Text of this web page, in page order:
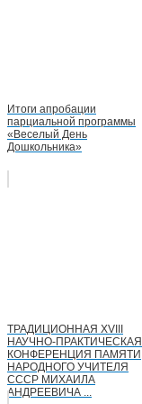
Итоги апробации
парциальной программы
«Веселый День
Дошкольника»
ТРАДИЦИОННАЯ XVIII
НАУЧНО-ПРАКТИЧЕСКАЯ
КОНФЕРЕНЦИЯ ПАМЯТИ
НАРОДНОГО УЧИТЕЛЯ
СССР МИХАИЛА
АНДРЕЕВИЧА ...